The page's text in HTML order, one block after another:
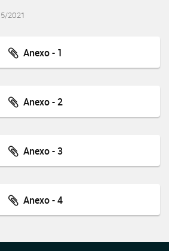
2021
Anexo - 1
Anexo - 2
Anexo - 3
Anexo - 4